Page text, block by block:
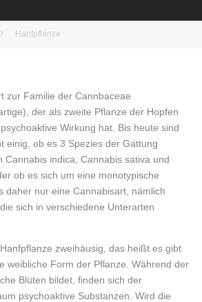
Hanfpflanze
zur Familie der Cannbaceae
der als zweite Pflanze der Hopfen
Wirkung hat. Bis heute sind
einig, ob es 3 Spezies der Gattung
Cannabis indica, Cannabis sativa und
ob es sich um eine monotypische
daher nur eine Cannabisart, nämlich
sich in verschiedene Unterarten
zweihäusig, das heißt es gibt
weibliche Form der Pflanze. Während der
Blüten bildet, finden sich der
psychoaktive Substanzen. Wird die